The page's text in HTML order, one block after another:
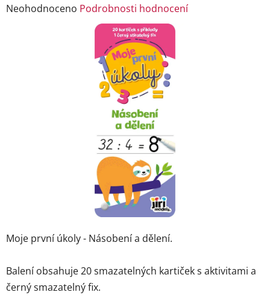
Moje první úkoly - Násobení a dělení.
Balení obsahuje 20 smazatelných kartiček s aktivitami a
černý smazatelný fix.
Průměrné
Neohodnoceno Podrobnosti hodnocení